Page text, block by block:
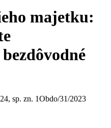
majetku:
sp. zn. 1Obdo/31/2023